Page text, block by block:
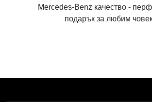
Mercedes-Benz качество -
подарък за любим